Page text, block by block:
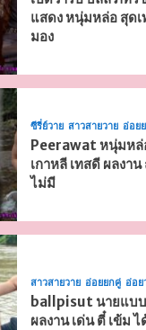
แสดง หนุ่มหล่อ สุด
มอง
ซีรี่ย์วาย สาวสายวาย อ่อย
Peerawat หนุ่มหล่
เกาหลี เทสดี ผลงา
ไม่มี
สาวสายวาย อ่อยยกคู่ อ่อย
ballpisut นายแบ
ผลงาน เด่น ตี๋ เข้ม ไ